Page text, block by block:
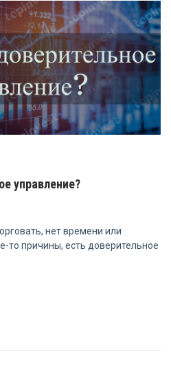
управление?
нет времени или
то причины, есть доверительное